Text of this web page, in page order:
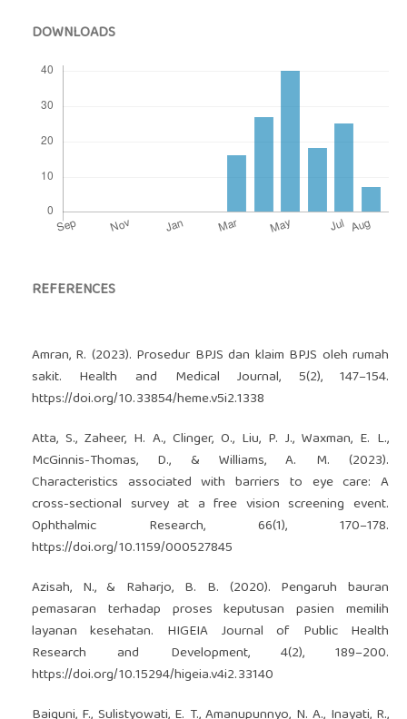
DOWNLOADS
REFERENCES
Amran, R. (2023). Prosedur BPJS dan klaim BPJS oleh rumah
sakit. Health and Medical Journal, 5(2), 147–154.
https://doi.org/10.33854/heme.v5i2.1338
Atta, S., Zaheer, H. A., Clinger, O., Liu, P. J., Waxman, E. L.,
McGinnis-Thomas, D., & Williams, A. M. (2023).
Characteristics associated with barriers to eye care: A
cross-sectional survey at a free vision screening event.
Ophthalmic Research, 66(1), 170–178.
https://doi.org/10.1159/000527845
Azisah, N., & Raharjo, B. B. (2020). Pengaruh bauran
pemasaran terhadap proses keputusan pasien memilih
layanan kesehatan. HIGEIA Journal of Public Health
Research and Development, 4(2), 189–200.
https://doi.org/10.15294/higeia.v4i2.33140